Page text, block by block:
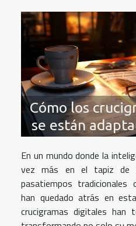
Cómo los
se están
En un mundo donde la
vez más en el tapiz de
pasatiempos
han quedado atrás en
crucigramas digitales han